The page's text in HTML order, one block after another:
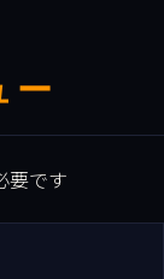
ー
要です